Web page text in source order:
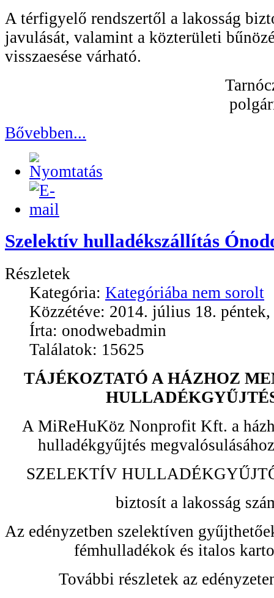
A térfigyelő rendszertől a lakosság
javulását, valamint a közterületi
visszaesése várható.
Bővebben...
Szelektív hulladékszállítás
Részletek
Kategória: Kategóriába nem sorolt
Közzétéve: 2014. július 18.
Írta: onodwebadmin
Találatok: 15625
TÁJÉKOZTATÓ A HÁZHOZ
A MiReHuKöz Nonprofit Kft. a
hulladékgyűjtés
SZELEKTÍV
biztosít a lakosság
Az edényzetben szelektíven
fémhulladékok és italos
További részletek az